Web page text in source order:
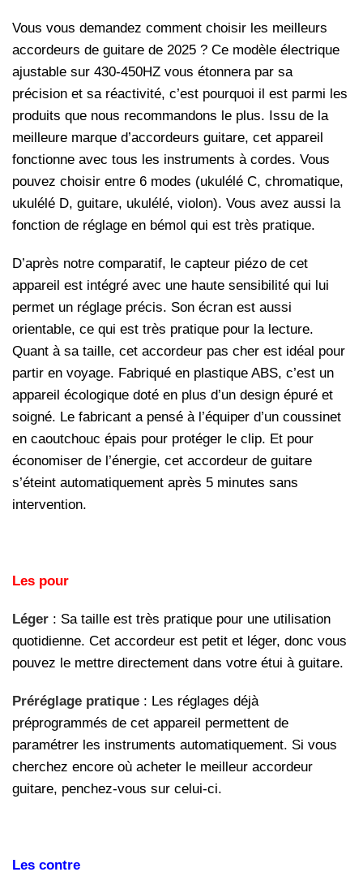
Vous vous demandez comment choisir les meilleurs
accordeurs de guitare de 2025 ? Ce modèle électrique
ajustable sur 430-450HZ vous étonnera par sa
précision et sa réactivité, c’est pourquoi il est parmi les
produits que nous recommandons le plus. Issu de la
meilleure marque d’accordeurs guitare, cet appareil
fonctionne avec tous les instruments à cordes. Vous
pouvez choisir entre 6 modes (ukulélé C, chromatique,
ukulélé D, guitare, ukulélé, violon). Vous avez aussi la
fonction de réglage en bémol qui est très pratique.
D’après notre comparatif, le capteur piézo de cet
appareil est intégré avec une haute sensibilité qui lui
permet un réglage précis. Son écran est aussi
orientable, ce qui est très pratique pour la lecture.
Quant à sa taille, cet accordeur pas cher est idéal pour
partir en voyage. Fabriqué en plastique ABS, c’est un
appareil écologique doté en plus d’un design épuré et
soigné. Le fabricant a pensé à l’équiper d’un coussinet
en caoutchouc épais pour protéger le clip. Et pour
économiser de l’énergie, cet accordeur de guitare
s’éteint automatiquement après 5 minutes sans
intervention.
Les pour
Léger : Sa taille est très pratique pour une utilisation
quotidienne. Cet accordeur est petit et léger, donc vous
pouvez le mettre directement dans votre étui à guitare.
Préréglage pratique : Les réglages déjà
préprogrammés de cet appareil permettent de
paramétrer les instruments automatiquement. Si vous
cherchez encore où acheter le meilleur accordeur
guitare, penchez-vous sur celui-ci.
Les contre